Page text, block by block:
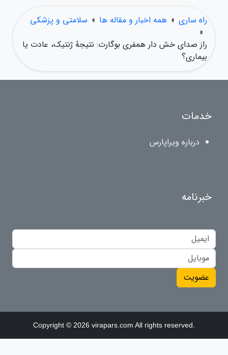
راه ساری » همه اخبار و مقاله ها » سلامتی و پزشکی
»
راز صدای خش دار همفری بوگارت: نتیجهٔ ژنتیک، عادت یا
بیماری؟
خدمات
درباره ویراپارس
خبرنامه
عضویت
Copyright © 2026 virapars.com All rights reserved.